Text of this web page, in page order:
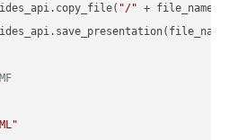
"/" + file_name,